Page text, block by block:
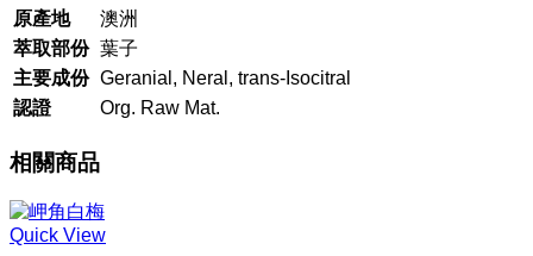
原產地
澳洲
萃取部份 葉子
主要成份 Geranial, Neral, trans-Isocitral
認證
Org. Raw Mat.
相關商品
Quick View